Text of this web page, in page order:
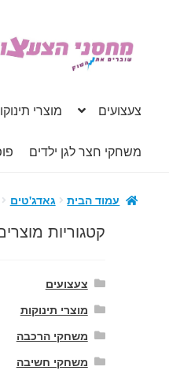
דלג
לניווט
לדלג
לתוכן
צעצועים מוצרי
משחקי חצר לגן ילדים
עמוד הבית גאדג'טים
קטגוריות
צעצועים
מוצרי תינוקות
משחקי הרכבה
משחקי חשיבה